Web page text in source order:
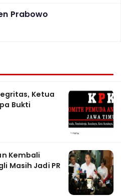
Prabowo
Ketua
Bukti
Kembali
Masih Jadi PR